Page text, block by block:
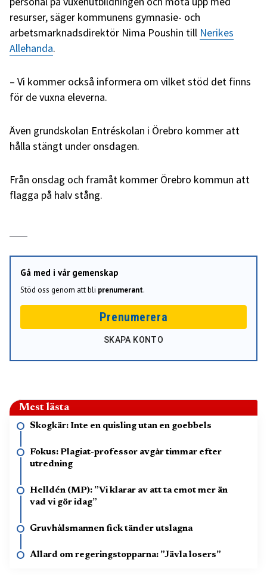
resurser, säger kommunens gymnasie- och
arbetsmarknadsdirektör Nima Poushin till Nerikes
Allehanda.
– Vi kommer också informera om vilket stöd det finns
för de vuxna eleverna.
Även grundskolan Entréskolan i Örebro kommer att
hålla stängt under onsdagen.
Från onsdag och framåt kommer Örebro kommun att
flagga på halv stång.
Gå med i vår gemenskap
Stöd oss genom att bli prenumerant.
Prenumerera
SKAPA KONTO
Mest lästa
Skogkär: Inte en quisling utan en goebbels
Fokus: Plagiat-professor avgår timmar efter
utredning
Helldén (MP): ”Vi klarar av att ta emot mer än
vad vi gör idag”
Gruvhålsmannen fick tänder utslagna
Allard om regeringstopparna: ”Jävla losers”